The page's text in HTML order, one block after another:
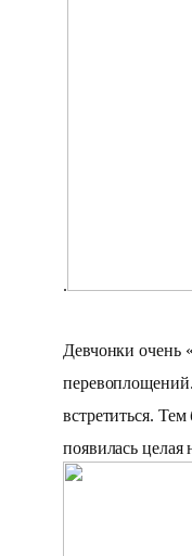
.
Девчонки очень
встретиться. Тем
появилась